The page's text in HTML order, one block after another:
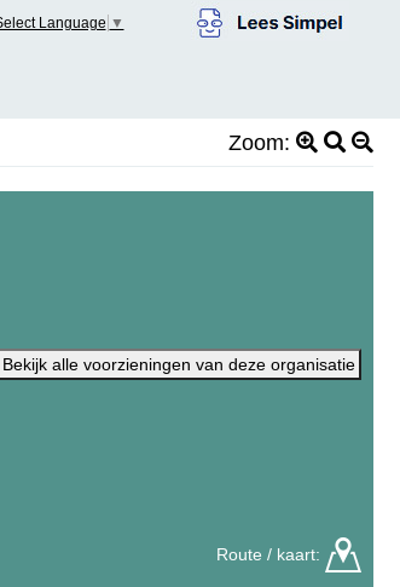
Language ▼
Zoom:
Bekijk alle voorzieningen van deze organisatie
Route / kaart: